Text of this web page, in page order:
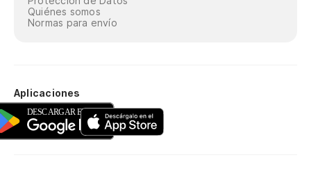
Quiénes somos
Normas para envío
Aplicaciones